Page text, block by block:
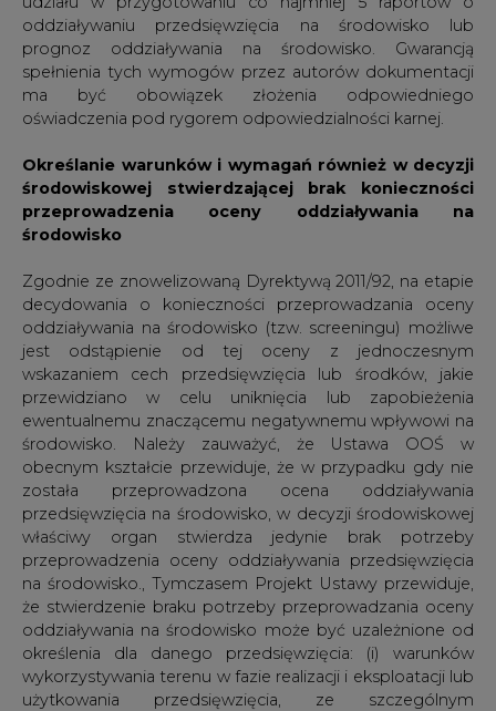
jest odstąpienie od tej oceny z jednoczesnym
wskazaniem cech przedsięwzięcia lub środków, jakie
przewidziano w celu uniknięcia lub zapobieżenia
ewentualnemu znaczącemu negatywnemu wpływowi na
środowisko. Należy zauważyć, że Ustawa OOŚ w
obecnym kształcie przewiduje, że w przypadku gdy nie
została przeprowadzona ocena oddziaływania
przedsięwzięcia na środowisko, w decyzji środowiskowej
właściwy organ stwierdza jedynie brak potrzeby
przeprowadzenia oceny oddziaływania przedsięwzięcia
że stwierdzenie braku potrzeby przeprowadzania oceny
oddziaływania na środowisko może być uzależnione od
określenia dla danego przedsięwzięcia: (i) warunków
wykorzystywania terenu w fazie realizacji i eksploatacji lub
użytkowania przedsięwzięcia, ze szczególnym
uwzględnieniem konieczności ochrony cennych wartości
przyrodniczych, zasobów naturalnych i zabytków oraz
ograniczenia uciążliwości dla terenów sąsiednich, (ii)
wymagań dotyczących ochrony środowiska koniecznych
do uwzględnienia w dokumentacji wymaganej do
wydania decyzji, bądź też (iii) obowiązku zapobiegania,
ograniczania lub monitorowania oddziaływania
przedsięwzięcia na środowisko. Oznacza to, że nawet
decyzje środowiskowe, przed wydaniem których nie była
przeprowadzana ocena oddziaływania na środowisko,
będą mogły wprowadzać pewne warunki i wymagania
dotyczące projektowanego przedsięwzięcia.
Dodatkowe elementy konieczne do uwzględnienia